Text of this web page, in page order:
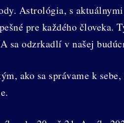
Astrológia, s
pre každého človeka.
sa odzrkadlí v našej
ako sa správame k